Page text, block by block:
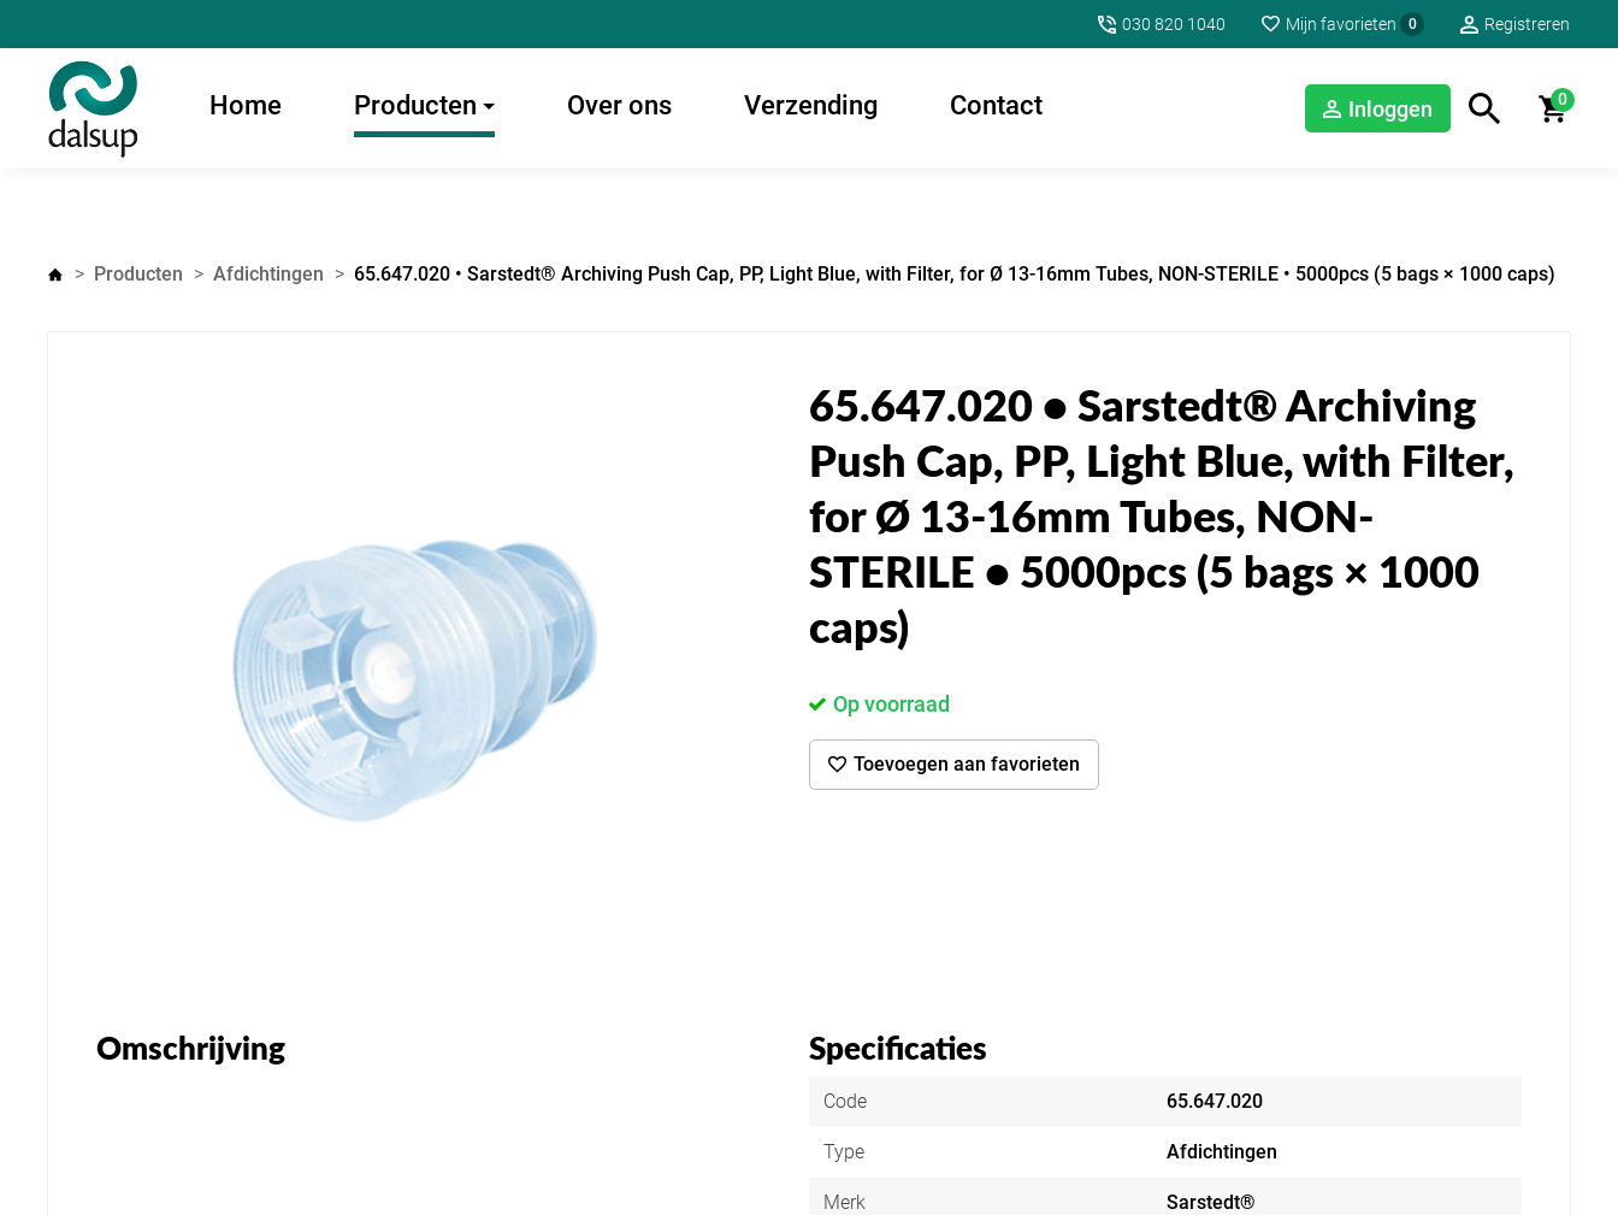
030 820 1040 Mijn favorieten 0 Registreren
Home Producten Over ons Verzending Contact Inloggen 0
Producten Afdichtingen 65.647.020 • Sarstedt® Archiving Push Cap, PP, Light Blue, with Filter, for Ø 13-16mm Tubes, NON-STERILE • 5000pcs (5 bags × 1000 caps)
65.647.020 • Sarstedt® Archiving
Push Cap, PP, Light Blue, with Filter,
for Ø 13-16mm Tubes, NON-
STERILE • 5000pcs (5 bags × 1000
caps)
Op voorraad
Toevoegen aan favorieten
Omschrijving Specificaties
Code 65.647.020
Type Afdichtingen
Merk Sarstedt®